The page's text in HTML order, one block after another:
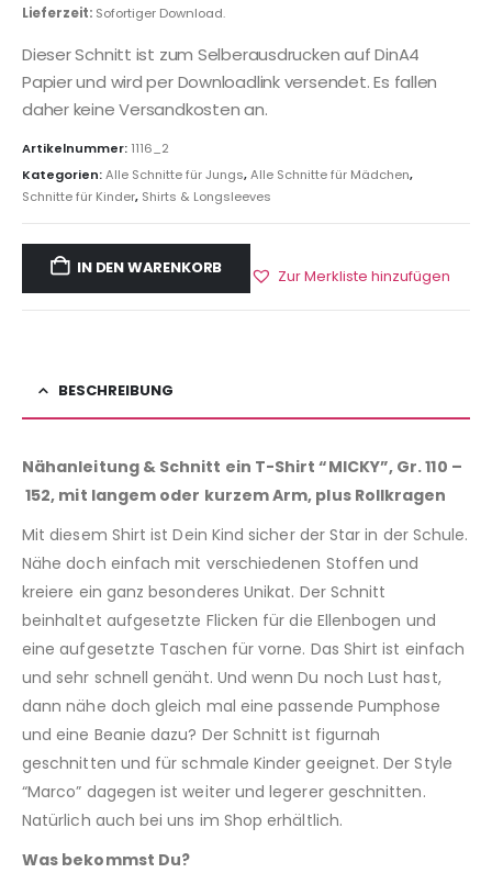
Lieferzeit: Sofortiger Download.
Dieser Schnitt ist zum Selberausdrucken auf DinA4
Papier und wird per Downloadlink versendet. Es fallen
daher keine Versandkosten an.
Artikelnummer: 1116_2
Kategorien:Alle Schnitte für Jungs,Alle Schnitte für Mädchen,
Schnitte für Kinder, Shirts & Longsleeves
IN DEN WARENKORB Zur Merkliste hinzufügen
BESCHREIBUNG
Nähanleitung & Schnitt ein T-Shirt “MICKY”, Gr. 110 –
152, mit langem oder kurzem Arm, plus Rollkragen
Mit diesem Shirt ist Dein Kind sicher der Star in der Schule.
Nähe doch einfach mit verschiedenen Stoffen und
kreiere ein ganz besonderes Unikat. Der Schnitt
beinhaltet aufgesetzte Flicken für die Ellenbogen und
eine aufgesetzte Taschen für vorne. Das Shirt ist einfach
und sehr schnell genäht. Und wenn Du noch Lust hast,
dann nähe doch gleich mal eine passende Pumphose
und eine Beanie dazu? Der Schnitt ist figurnah
geschnitten und für schmale Kinder geeignet. Der Style
“Marco” dagegen ist weiter und legerer geschnitten.
Natürlich auch bei uns im Shop erhältlich.
Was bekommst Du?